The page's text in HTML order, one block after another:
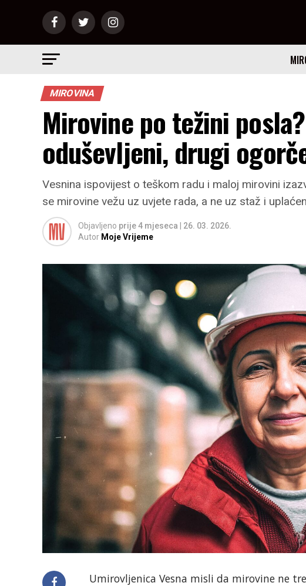
MIROVINA
Mirovine po težini
oduševljeni, drugi
Vesnina ispovijest o teškom radu i maloj mirovini
se mirovine vežu uz uvjete rada, a ne uz staž i
Objavljeno prije 4 mjeseca
26. 03. 2026.
Autor Moje Vrijeme
Umirovljenica Vesna misli da mirovine ne